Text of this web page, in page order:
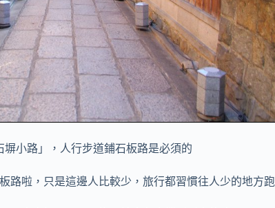
塀小路」，人行步道鋪石板路是必須的
路啦，只是這邊人比較少，旅行都習慣往人少的地方跑